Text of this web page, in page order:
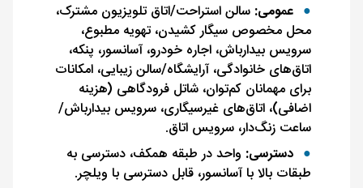
عمومی: سالن استراحت/اتاق تلویزیون مشترک،
محل مخصوص سیگار کشیدن، تهویه مطبوع،
سرویس بیدارباش، اجاره خودرو، آسانسور، پنکه،
اتاق‌های خانوادگی، آرایشگاه/سالن زیبایی، امکانات
برای مهمانان کم‌توان، شاتل فرودگاهی (هزینه
اضافی)، اتاق‌های غیرسیگاری، سرویس بیدارباش/
ساعت زنگ‌دار، سرویس اتاق.
دسترسی: واحد در طبقه همکف، دسترسی به
طبقات بالا با آسانسور، قابل دسترسی با ویلچر.